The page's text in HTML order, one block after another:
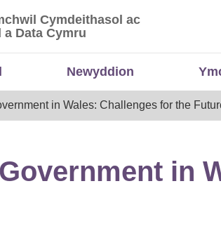
Cymdeithasol ac
Cymdeithasol ac
Data Cymru
Newyddion
in Wales: Challenges for the
in